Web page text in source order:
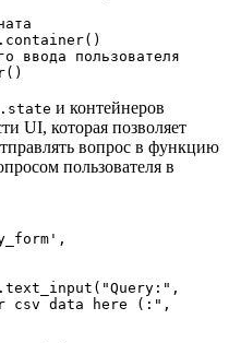
ввода пользователя
и контейнеров
UI, которая позволяет
вопрос в функцию
пользователя в
csv data here (:",